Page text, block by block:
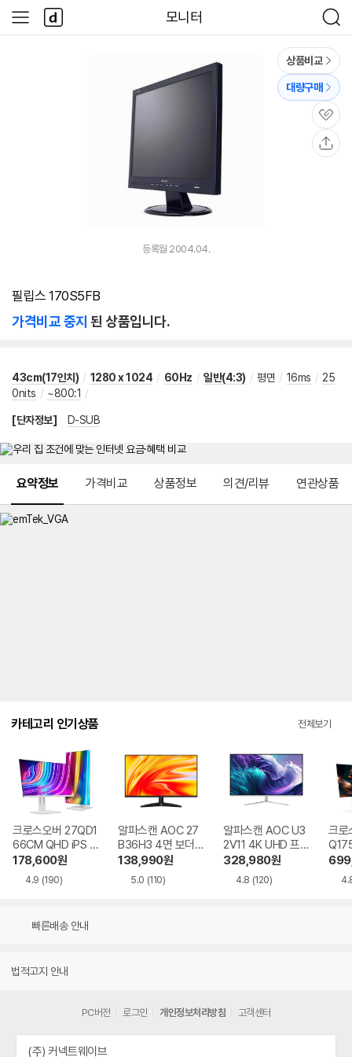
모니터
검
색
사
이
다
나
와
상품비교
대량구매
관
심
등록월 2004.04.
필립스 170S5FB
가격비교 중지 된 상품입니다.
43cm(17인치) / 1280 x 1024 / 60Hz / 일반(4:3) / 평면 / 16ms / 25
0nits / ~800:1 /
[단자정보] D-SUB
요약정보 가격비교 상품정보 의견/리뷰 연관상품
카테고리 인기상품 전체보기
크로스오버 27QD1
66CM QHD iPS U
SB-C 화이트 Ai 멀
티스탠드
178,600원
4.9 (190)
알파스캔 AOC 27
B36H3 4면 보더리
스 IPS 120 시력보
호 무결점
138,990원
5.0 (110)
알파스캔 AOC U3
2V11 4K UHD 프리
싱크 HDR 시력보호
무결점
328,980원
4.8 (120)
크로
Ai
빠른배송 안내
법적고지 안내
PC버전 로그인 개인정보처리방침 고객센터
(주) 커넥트웨이브